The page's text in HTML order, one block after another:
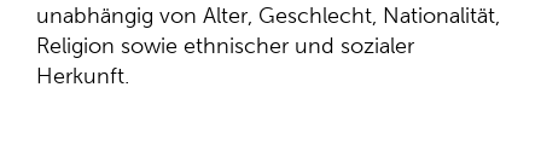
unabhängig von Alter, Geschlecht, Nationalität,
Religion sowie ethnischer und sozialer
Herkunft.